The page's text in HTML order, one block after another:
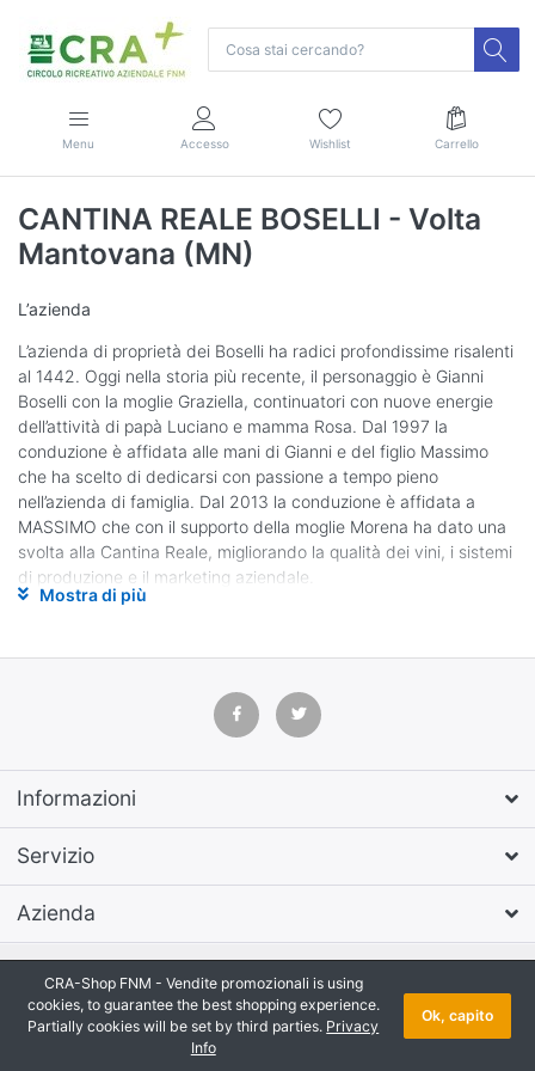
Menu Accesso Wishlist Carrello
CANTINA REALE BOSELLI - Volta
Mantovana (MN)
L’azienda
L’azienda di proprietà dei Boselli ha radici profondissime risalenti
al 1442. Oggi nella storia più recente, il personaggio è Gianni
Boselli con la moglie Graziella, continuatori con nuove energie
dell’attività di papà Luciano e mamma Rosa. Dal 1997 la
conduzione è affidata alle mani di Gianni e del figlio Massimo
che ha scelto di dedicarsi con passione a tempo pieno
nell’azienda di famiglia. Dal 2013 la conduzione è affidata a
MASSIMO che con il supporto della moglie Morena ha dato una
svolta alla Cantina Reale, migliorando la qualità dei vini, i sistemi
di produzione e il marketing aziendale.
L’azienda conduce 18 ettari di vigneto dai quali si ottengono le uve per la
trasformazione in vino, imbottigliamento e commercializzazione. La
ottenere vini di ottima qualità, questo grazie ai notevoli investimenti fatti
nei vigneti, nella moderna cantina di vinificazione e stoccaggio, nel locale
Iacinto, Voltese e Morena per i palati più semplici, Crestale, Vigna del
Mostra di più
Informazioni
Servizio
Azienda
CRA-Shop FNM - Vendite promozionali is using
cookies, to guarantee the best shopping experience.
Partially cookies will be set by third parties. Privacy
Info
Ok, capito